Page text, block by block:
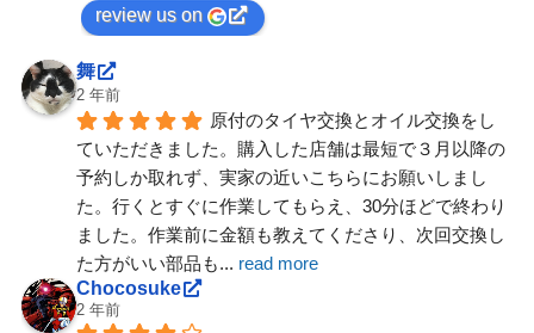
review us on
舞
2 年前
原付のタイヤ交換とオイル交換をし
ていただきました。購入した店舗は最短で３月以降の
予約しか取れず、実家の近いこちらにお願いしまし
た。行くとすぐに作業してもらえ、30分ほどで終わり
ました。作業前に金額も教えてくださり、次回交換し
た方がいい部品も... read more
Chocosuke
2 年前